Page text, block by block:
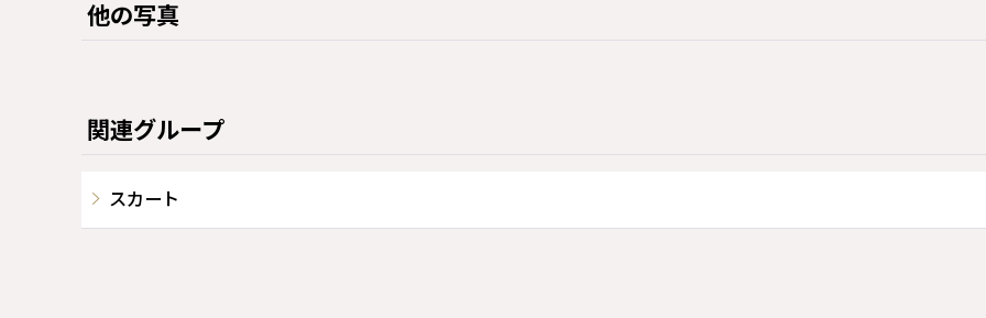
他の写真
関連グループ
スカート